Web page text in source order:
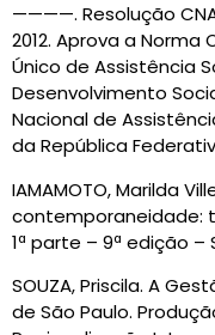
————. Resolução
2012. Aprova a
Único de Assistência
Desenvolvimento
Nacional de
da República
IAMAMOTO, Marilda
contemporaneidade:
1ª parte – 9ª edição –
SOUZA, Priscila. A
de São Paulo.